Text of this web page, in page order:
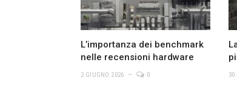
L’importanza dei benchmark
nelle recensioni hardware
2 GIUGNO 2026 0 30